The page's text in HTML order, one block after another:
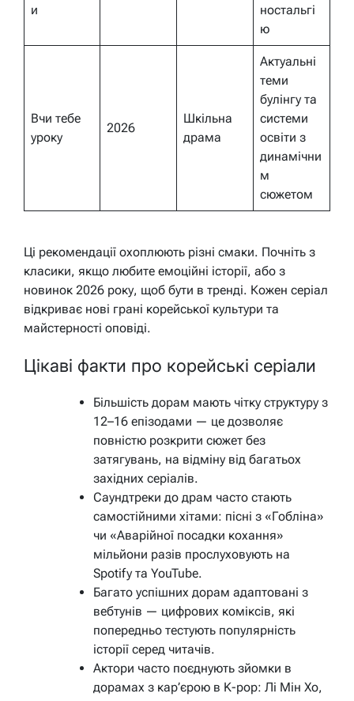
и
ностальгі
ю
Вчи тебе
уроку
2026
Шкільна
драма
Актуальні
теми
булінгу та
системи
освіти з
динамічни
м
сюжетом
Ці рекомендації охоплюють різні смаки. Почніть з
класики, якщо любите емоційні історії, або з
новинок 2026 року, щоб бути в тренді. Кожен серіал
відкриває нові грані корейської культури та
майстерності оповіді.
Цікаві факти про корейські серіали
Більшість дорам мають чітку структуру з
12–16 епізодами — це дозволяє
повністю розкрити сюжет без
затягувань, на відміну від багатьох
західних серіалів.
Саундтреки до драм часто стають
самостійними хітами: пісні з «Гобліна»
чи «Аварійної посадки кохання»
мільйони разів прослуховують на
Spotify та YouTube.
Багато успішних дорам адаптовані з
вебтунів — цифрових коміксів, які
попередньо тестують популярність
історії серед читачів.
Актори часто поєднують зйомки в
дорамах з кар’єрою в K-pop: Лі Мін Хо,